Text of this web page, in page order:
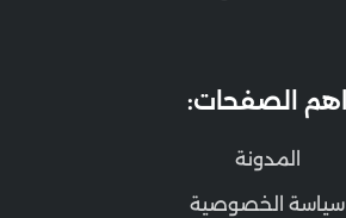
اهم الصفحات:
المدونة
سياسة الخصوصية